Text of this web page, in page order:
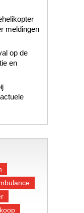
meldingen
op de
en